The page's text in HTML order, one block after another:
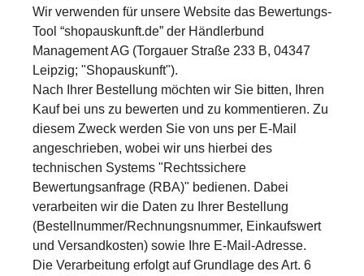
Wir verwenden für unsere Website das Bewertungs-
Tool “shopauskunft.de” der Händlerbund
Management AG (Torgauer Straße 233 B, 04347
Leipzig; "Shopauskunft").
Nach Ihrer Bestellung möchten wir Sie bitten, Ihren
Kauf bei uns zu bewerten und zu kommentieren. Zu
diesem Zweck werden Sie von uns per E-Mail
angeschrieben, wobei wir uns hierbei des
technischen Systems "Rechtssichere
Bewertungsanfrage (RBA)" bedienen. Dabei
verarbeiten wir die Daten zu Ihrer Bestellung
(Bestellnummer/Rechnungsnummer, Einkaufswert
und Versandkosten) sowie Ihre E-Mail-Adresse.
Die Verarbeitung erfolgt auf Grundlage des Art. 6